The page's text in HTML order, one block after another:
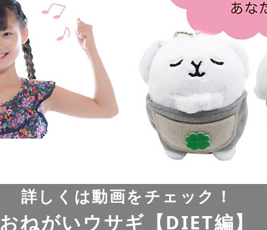
詳しくは動画をチェック！
おねがいウサギ【DIET編】